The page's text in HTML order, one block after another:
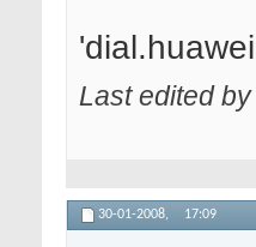
Last edited
30-01-2008, 17:09